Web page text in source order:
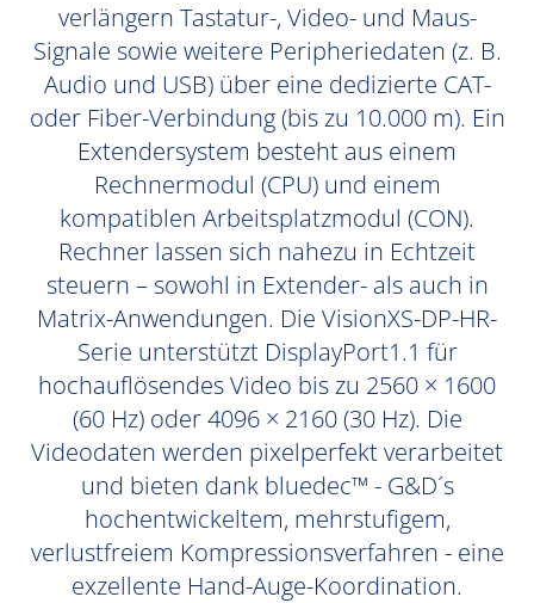
verlängern Tastatur-, Video- und Maus-
Signale sowie weitere Peripheriedaten (z. B.
Audio und USB) über eine dedizierte CAT-
oder Fiber-Verbindung (bis zu 10.000 m). Ein
Extendersystem besteht aus einem
Rechnermodul (CPU) und einem
kompatiblen Arbeitsplatzmodul (CON).
Rechner lassen sich nahezu in Echtzeit
steuern – sowohl in Extender- als auch in
Matrix-Anwendungen. Die VisionXS-DP-HR-
Serie unterstützt DisplayPort1.1 für
hochauflösendes Video bis zu 2560 × 1600
(60 Hz) oder 4096 × 2160 (30 Hz). Die
Videodaten werden pixelperfekt verarbeitet
und bieten dank bluedec™ - G&D´s
hochentwickeltem, mehrstufigem,
verlustfreiem Kompressionsverfahren - eine
exzellente Hand-Auge-Koordination.